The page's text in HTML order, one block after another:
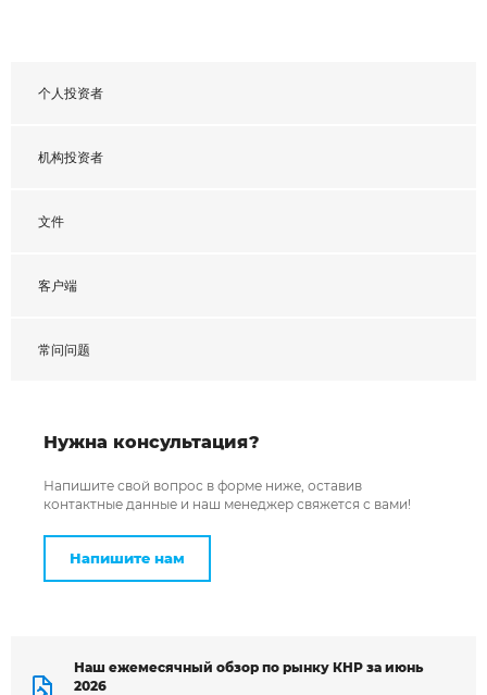
个人投资者
机构投资者
文件
客户端
常问问题
Нужна консультация?
Напишите свой вопрос в форме ниже, оставив
контактные данные и наш менеджер свяжется с вами!
Напишите нам
Наш ежемесячный обзор по рынку КНР за июнь
2026
Я даю согласие на обработку